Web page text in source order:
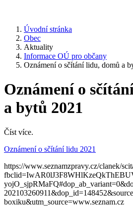
Úvodní stránka
Obec
Aktuality
Informace OÚ pro občany
Oznámení o sčítání lidu, domů a
Oznámení o
a bytů 2021
Číst více.
Oznámení o sčítání lidu 2021
https://www.seznamzpravy.cz/clanek/
boxiku&utm_source=www.seznam.cz